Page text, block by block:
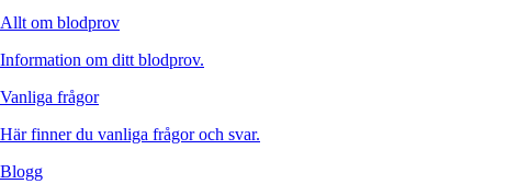
Allt om blodprov
Information om ditt blodprov.
Vanliga frågor
Här finner du vanliga frågor och svar.
Blogg